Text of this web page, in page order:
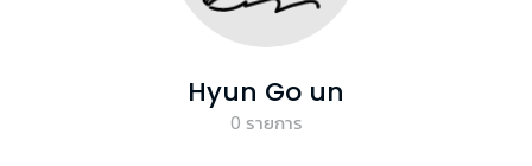
Hyun Go un
0 รายการ